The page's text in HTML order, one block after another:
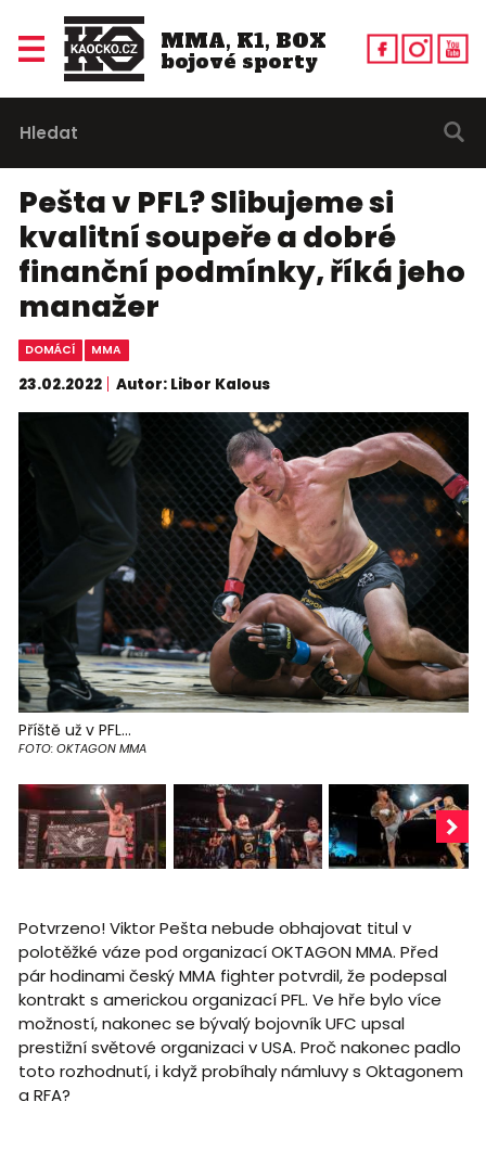
MMA, K1, BOX
bojové sporty
Pešta v PFL? Slibujeme si
kvalitní soupeře a dobré
finanční podmínky, říká jeho
manažer
DOMÁCÍ MMA
23.02.2022 Autor: Libor Kalous
Příště už v PFL...
FOTO: OKTAGON MMA
Potvrzeno! Viktor Pešta nebude obhajovat titul v
polotěžké váze pod organizací OKTAGON MMA. Před
pár hodinami český MMA fighter potvrdil, že podepsal
kontrakt s americkou organizací PFL. Ve hře bylo více
možností, nakonec se bývalý bojovník UFC upsal
prestižní světové organizaci v USA. Proč nakonec padlo
toto rozhodnutí, i když probíhaly námluvy s Oktagonem
a RFA?